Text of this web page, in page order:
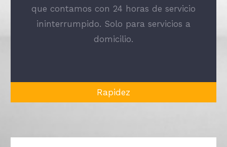
que contamos con 24 horas de servicio
ininterrumpido. Solo para servicios a
domicilio.
Rapidez